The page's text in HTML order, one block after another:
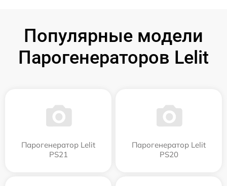
Популярные модели
Парогенераторов Lelit
Парогенератор Lelit
PS21
Парогенератор Lelit
PS20